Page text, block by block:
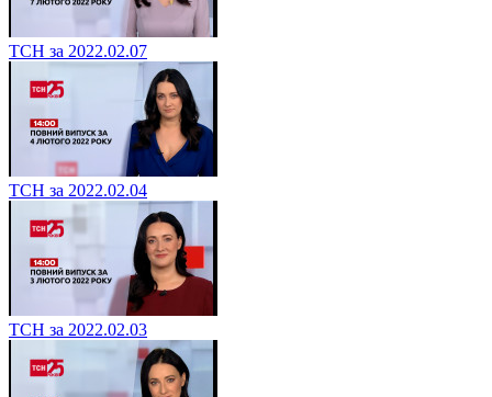
ТСН за 2022.02.07
ТСН за 2022.02.04
ТСН за 2022.02.03